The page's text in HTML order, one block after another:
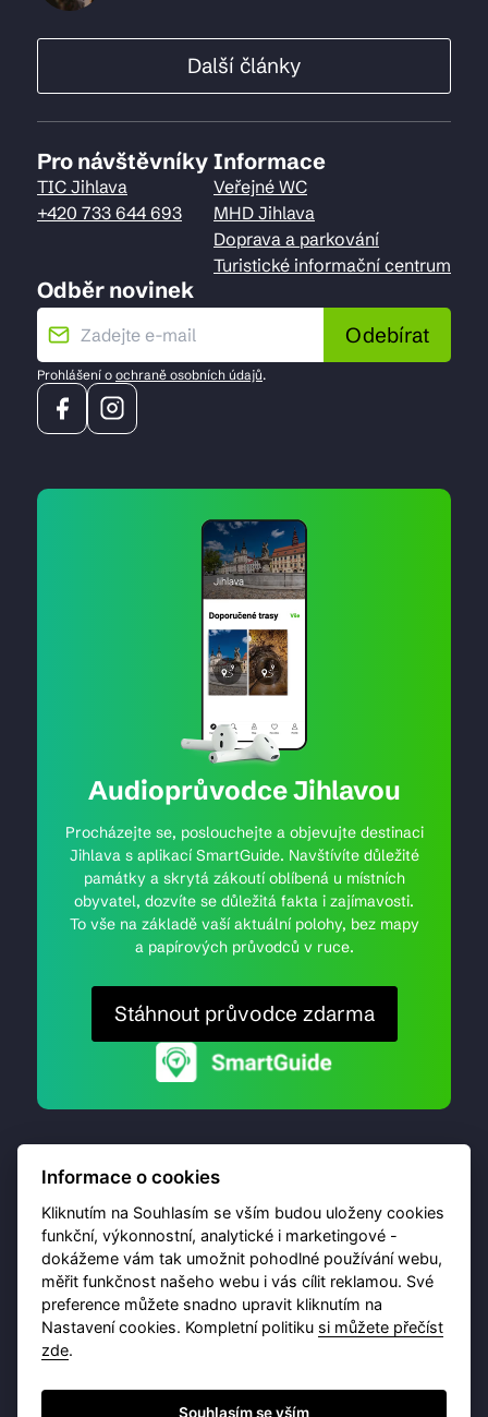
Další články
Pro návštěvníky
TIC Jihlava
+420 733 644 693
Informace
Veřejné WC
MHD Jihlava
Doprava a parkování
Turistické informační centrum
Odběr novinek
Odebírat
Prohlášení o ochraně osobních údajů.
Audioprůvodce Jihlavou
Procházejte se, poslouchejte a objevujte destinaci
Jihlava s aplikací SmartGuide. Navštívíte důležité
památky a skrytá zákoutí oblíbená u místních
obyvatel, dozvíte se důležitá fakta i zajímavosti.
To vše na základě vaší aktuální polohy, bez mapy
a papírových průvodců v ruce.
Stáhnout průvodce zdarma
© 2026 Destinační portál provozujeBrána Jihlavy,
příspěvková organizace. Všechna práva vyhrazena.
Ochrana osobních údajů
Informace o cookies
Kliknutím na Souhlasím se vším budou uloženy cookies
funkční, výkonnostní, analytické i marketingové -
dokážeme vám tak umožnit pohodlné používání webu,
měřit funkčnost našeho webu i vás cílit reklamou. Své
preference můžete snadno upravit kliknutím na
Nastavení cookies. Kompletní politiku si můžete přečíst
zde.
Souhlasím se vším